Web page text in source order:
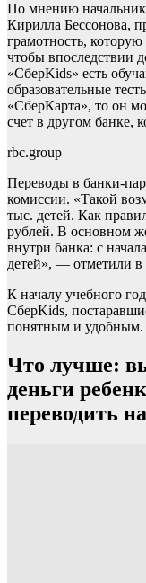
По мнению
Кирилла Бессонова,
грамотность, которую
чтобы впоследствии
«СберKids» есть
образовательные
«СберКарта», то он
счет в другом банке,
rbc.group
Переводы в банки-
комиссии. «Такой
тыс. детей. Как
рублей. В основном
внутри банка: с
детей», — отметили в
К началу учебного
СберKids,
понятным и удобным.
Что лучше:
деньги
переводить